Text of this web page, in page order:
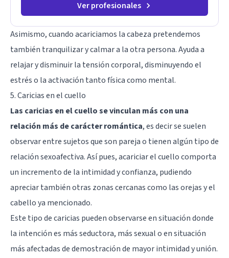
Ver profesionales
Asimismo, cuando acariciamos la cabeza pretendemos
también tranquilizar y calmar a la otra persona. Ayuda a
relajar y disminuir la tensión corporal, disminuyendo el
estrés o la activación tanto física como mental.
5. Caricias en el cuello
Las caricias en el cuello se vinculan más con una
relación más de carácter romántica, es decir se suelen
observar entre sujetos que son pareja o tienen algún tipo de
relación sexoafectiva. Así pues, acariciar el cuello comporta
un incremento de la intimidad y confianza, pudiendo
apreciar también otras zonas cercanas como las orejas y el
cabello ya mencionado.
Este tipo de caricias pueden observarse en situación donde
la intención es más seductora, más sexual o en situación
más afectadas de demostración de mayor intimidad y unión.